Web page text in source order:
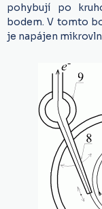
pohybují po
bodem. V tomto
je napájen